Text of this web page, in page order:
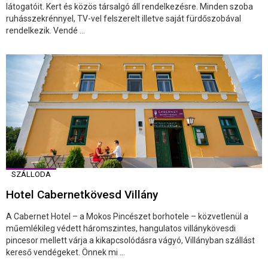
látogatóit. Kert és közös társalgó áll rendelkezésre. Minden szoba
ruhásszekrénnyel, TV-vel felszerelt illetve saját fürdőszobával
rendelkezik. Vendé ...
SZÁLLODA
Hotel Cabernetkövesd Villány
A Cabernet Hotel – a Mokos Pincészet borhotele – közvetlenül a
műemlékileg védett háromszintes, hangulatos villánykövesdi
pincesor mellett várja a kikapcsolódásra vágyó, Villányban szállást
kereső vendégeket. Önnek mi ...